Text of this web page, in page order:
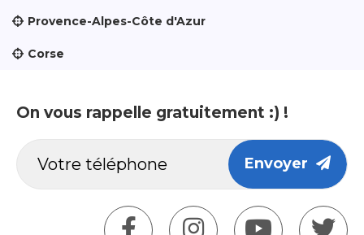
Provence-Alpes-Côte d'Azur
Corse
On vous rappelle gratuitement :) !
Envoyer